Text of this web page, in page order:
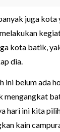
juga kota
kota batik,
dia.
ini belum ada
mengangkat
hari ini kita
kain